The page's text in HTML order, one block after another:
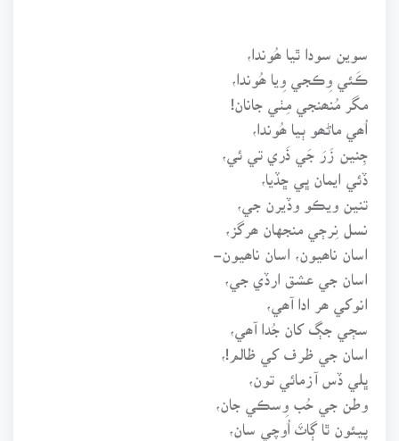
سوين سودا ٿيا ھُوندا،
ڪَئي وِڪجي وِيا ھُوندا،
مگر مُنھنجي مِٺي جانان!
اُھي ماڻھو ٻيا ھُوندا،
جِنين زَرَ جَي ذَري تي ئي،
ڏئي ايمان ڀي ڇڏيا،
تنين ويڪو وڏيرن جي،
نسل نِرڄي منجهان ھرگز،
اسان ناھيون، اسان ناھيون-
اسان جي عشق ارڏي جي،
انوکي ھر ادا آھي،
سڄي جڳ کان جُدا آھي،
اسان جي ظرف کي ظالم!،
ڀلي ڏس آزمائي تون،
وطن جي حُب وِسڪي جان،
پيئون ٿا ڳاٽَ اُوچي سان،